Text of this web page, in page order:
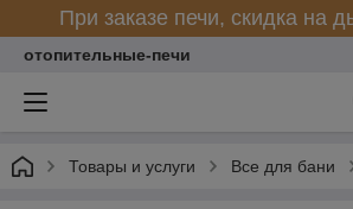
При заказе печи, скидка на
отопительные-печи
Товары и услуги Все для бани